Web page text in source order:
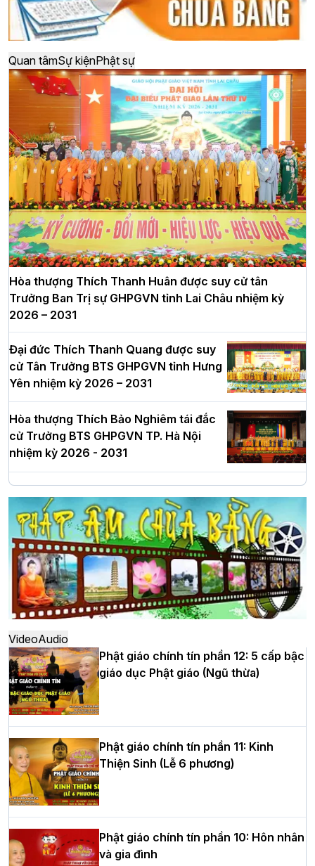
Quan tâmSự kiệnPhật sự
Hòa thượng Thích Thanh Huân được suy cử tân
Trưởng Ban Trị sự GHPGVN tỉnh Lai Châu nhiệm kỳ
2026 – 2031
Đại đức Thích Thanh Quang được suy
cử Tân Trưởng BTS GHPGVN tỉnh Hưng
Yên nhiệm kỳ 2026 – 2031
Hòa thượng Thích Bảo Nghiêm tái đắc
cử Trưởng BTS GHPGVN TP. Hà Nội
nhiệm kỳ 2026 - 2031
Hà Nội: Long trọng lễ khởi công xây
dựng Trung tâm văn hóa Phật giáo Thủ
đô
Hà Nội: Ngày tu học cuối cùng khép lại
khóa sinh hoạt Phật pháp mùa hè lần
thứ XIV tại chùa Bằng
Học yêu thương trong ngày tu tập thứ
tư của Khóa sinh hoạt Phật pháp mùa
hè tại chùa Bằng
HT.Thích Thọ Lạc được suy cử làm tân
Trưởng BTS GHPGVN tỉnh Nghệ An
VideoAudio
Phật giáo chính tín phần 12: 5 cấp bậc
giáo dục Phật giáo (Ngũ thừa)
Phật giáo chính tín phần 11: Kinh
Thiện Sinh (Lễ 6 phương)
Phật giáo chính tín phần 10: Hôn nhân
và gia đình